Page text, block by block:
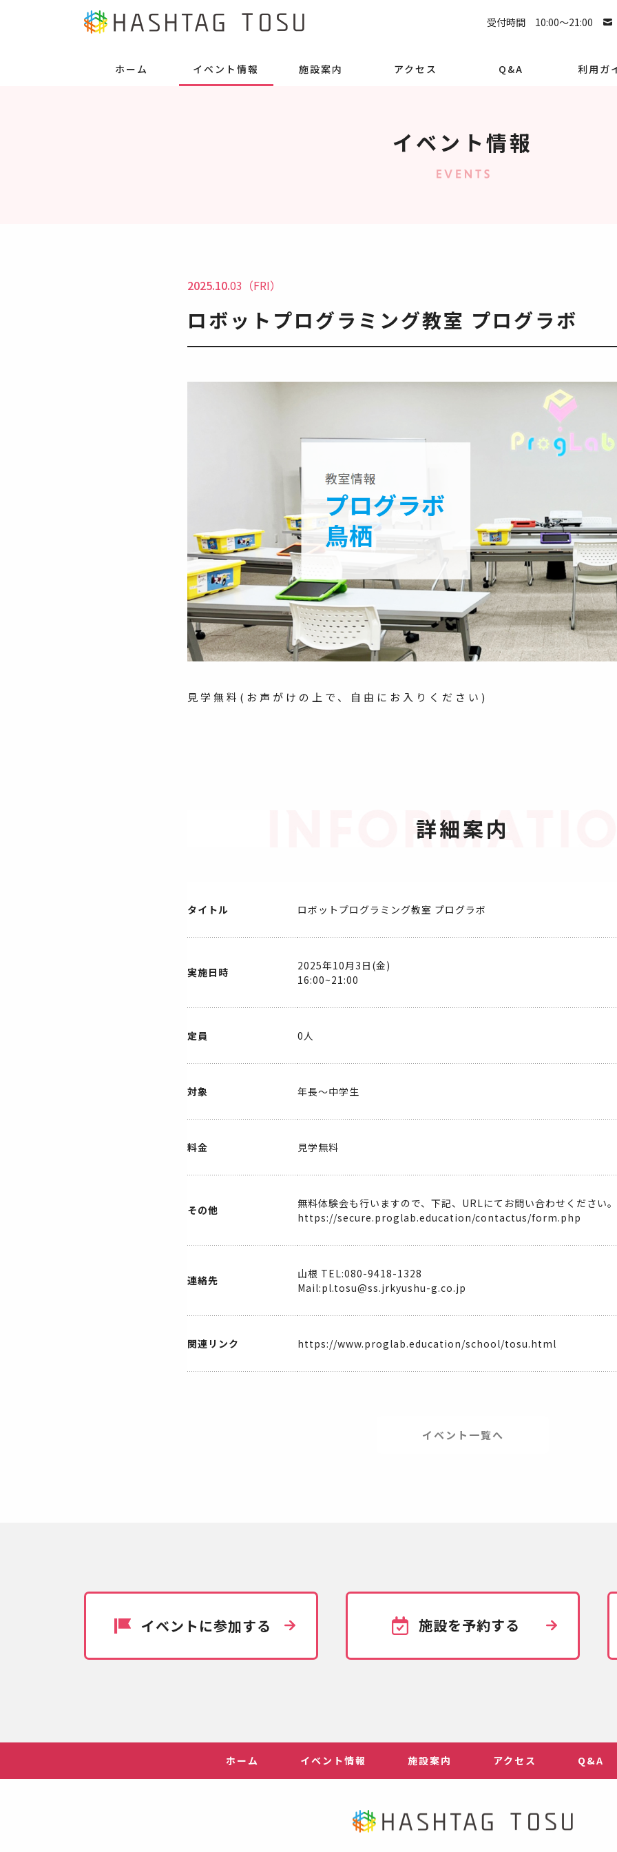
受付時間 10:00～21:00
ホーム イベント情報 施設案内 アクセス Q&A 利用ガ
イベント情報
2025.10.03（FRI）
ロボットプログラミング教室 プログラボ
見学無料(お声がけの上で、自由にお入りください)
詳細案内
タイトル ロボットプログラミング教室 プログラボ
実施日時
2025年10月3日(金)
16:00~21:00
定員 0人
対象 年長～中学生
料金 見学無料
その他
無料体験会も行いますので、下記、URLにてお問い合わせください。
https://secure.proglab.education/contactus/form.php
連絡先
山根 TEL:080-9418-1328
Mail:pl.tosu@ss.jrkyushu-g.co.jp
関連リンク https://www.proglab.education/school/tosu.html
イベント一覧へ
イベントに参加する 施設を予約する
ホーム イベント情報 施設案内 アクセス Q&A